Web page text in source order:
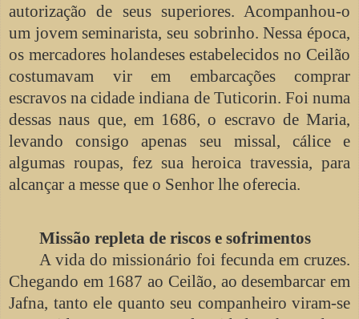
autorização de seus superiores. Acompanhou-o
um jovem seminarista, seu sobrinho. Nessa época,
os mercadores holandeses estabelecidos no Ceilão
costumavam vir em embarcações comprar
escravos na cidade indiana de Tuticorin. Foi numa
dessas naus que, em 1686, o escravo de Maria,
levando consigo apenas seu missal, cálice e
algumas roupas, fez sua heroica travessia, para
alcançar a messe que o Senhor lhe oferecia.
Missão repleta de riscos e sofrimentos
A vida do missionário foi fecunda em cruzes.
Chegando em 1687 ao Ceilão, ao desembarcar em
Jafna, tanto ele quanto seu companheiro viram-se